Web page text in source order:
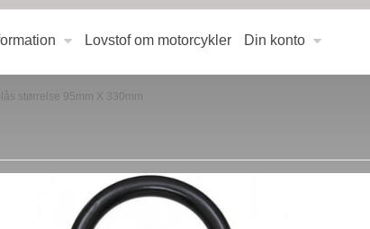
Lovstof om motorcykler Din konto
størrelse 95mm X 330mm